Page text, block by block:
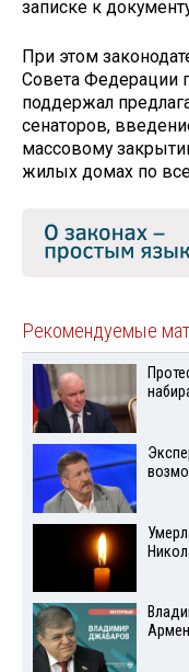
записке к
При этом
Совета Федерации
поддержал
сенаторов,
массовому
жилых домах по
Рекомендуемые